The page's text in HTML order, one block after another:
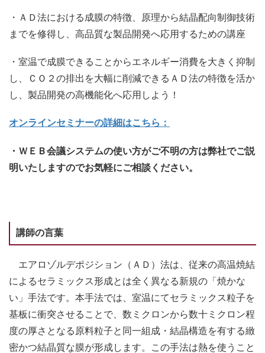
・ＡＤ法における成膜の特徴、原理から結晶配向制御技術
までを修得し、高品質な製品開発へ応用するための講座
・室温で成膜できることからエネルギー消費を大きく抑制
し、ＣＯ２の排出を大幅に削減できるＡＤ法の特徴を活か
し、製品開発の高機能化へ応用しよう！
オンラインセミナーの詳細はこちら：
・ＷＥＢ会議システムの使い方がご不明の方は弊社でご説
明いたしますのでお気軽にご相談ください。
講師の言葉
エアロゾルデポジション（ＡＤ）法は、従来の高温焼結
によるセラミックス形成とは全く異なる新規の「焼かな
い」手法です。本手法では、室温にてセラミックス粒子を
基板に衝突させることで、数ミクロンから数十ミクロン程
度の厚さとなる原料粒子と同一組成・結晶構造を有する緻
密かつ結晶質な膜が形成します。この手法は熱を使うこと